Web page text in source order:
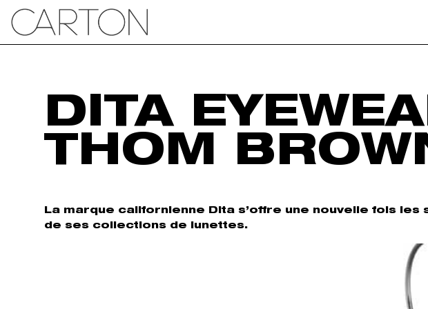
DITA
THOM
La marque californienne Dita s’offre une nouvelle fois les
de ses collections de lunettes.